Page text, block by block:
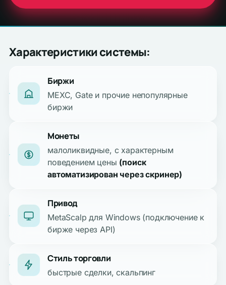
Характеристики системы:
Биржи
MEXC, Gate и прочие непопулярные
биржи
Монеты
малоликвидные, с характерным
поведением цены (поиск
автоматизирован через скринер)
Привод
MetaScalp для Windows (подключение к
бирже через API)
Стиль торговли
быстрые сделки, скальпинг